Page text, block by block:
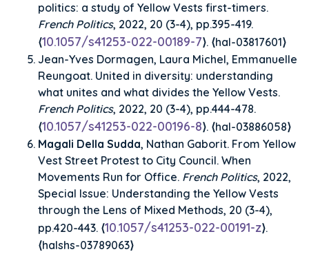
politics: a study of Yellow Vests first-timers.
French Politics, 2022, 20 (3-4), pp.395-419.
⟨10.1057/s41253-022-00189-7⟩. ⟨hal-03817601⟩
Jean-Yves Dormagen, Laura Michel, Emmanuelle
Reungoat. United in diversity: understanding
what unites and what divides the Yellow Vests.
French Politics, 2022, 20 (3-4), pp.444-478.
⟨10.1057/s41253-022-00196-8⟩. ⟨hal-03886058⟩
Magali Della Sudda, Nathan Gaborit. From Yellow
Vest Street Protest to City Council. When
Movements Run for Office. French Politics, 2022,
Special Issue: Understanding the Yellow Vests
through the Lens of Mixed Methods, 20 (3-4),
pp.420-443. ⟨10.1057/s41253-022-00191-z⟩.
⟨halshs-03789063⟩